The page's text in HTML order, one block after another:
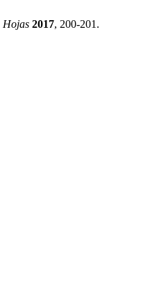
Hojas 2017, 200-201.